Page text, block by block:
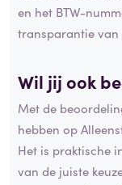
en het BTW-
transparantie van
Wil jij ook
Met de
hebben op
Het is praktische
van de juiste